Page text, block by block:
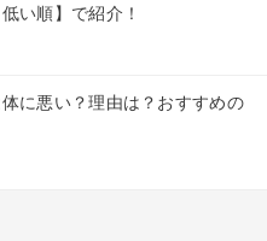
い順】で紹介！
に悪い？理由は？おすすめの